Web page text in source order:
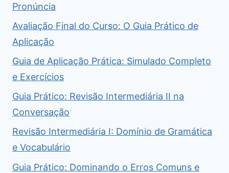
Pronúncia
Avaliação Final do Curso: O Guia Prático de
Aplicação
Guia de Aplicação Prática: Simulado Completo
e Exercícios
Guia Prático: Revisão Intermediária II na
Conversação
Revisão Intermediária I: Domínio de Gramática
e Vocabulário
Guia Prático: Dominando o Erros Comuns e